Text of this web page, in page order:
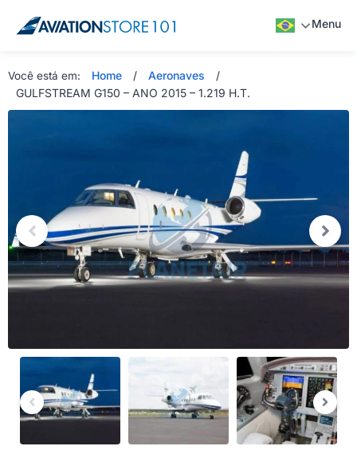
Menu
Você está em: Home / Aeronaves
/
GULFSTREAM G150 – ANO 2015 – 1.219 H.T.